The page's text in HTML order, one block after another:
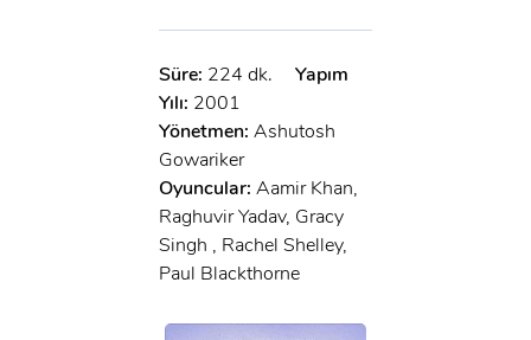
Şifre:
Beni Hatırla Şifremi Unuttum ?
Şifre:
ÜYE OL
Süre: 224 dk.
Yapım
Yılı: 2001
Yönetmen: Ashutosh
Gowariker
Oyuncular: Aamir Khan,
Raghuvir Yadav, Gracy
Singh , Rachel Shelley,
Paul Blackthorne